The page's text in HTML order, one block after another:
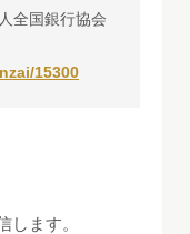
全国銀行協会
15300
します。